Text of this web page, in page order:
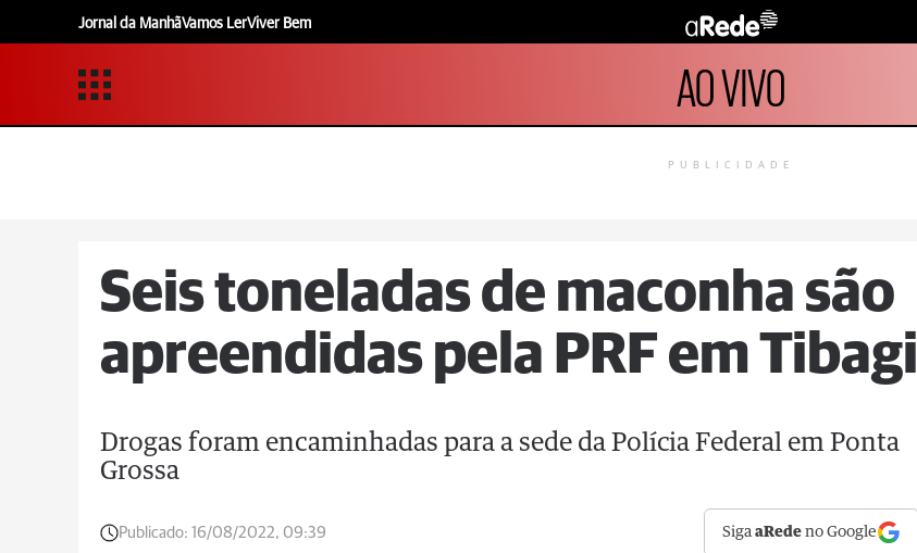
Jornal da ManhãVamos LerViver Bem
AO VIVO
PUBLICIDADE
Seis toneladas de maconha são
apreendidas pela PRF em Tibagi
Drogas foram encaminhadas para a sede da Polícia Federal em Ponta
Grossa
Publicado: 16/08/2022, 09:39 SigaaRede no Google